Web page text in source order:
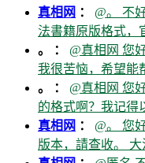
真相网 ： @。 不
法書籍原版格式，
。 ： @真相网 您
我很苦恼，希望能
。 ： @真相网 您
的格式啊？我记得
真相网 ： @。 您
版本，請查收。